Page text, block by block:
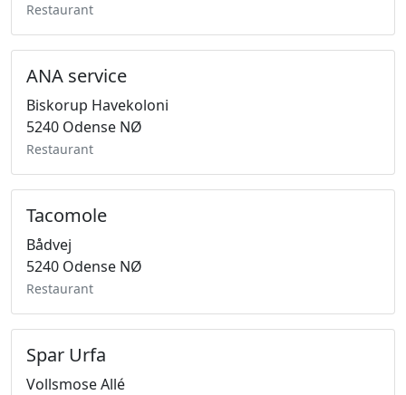
Restaurant
ANA service
Biskorup Havekoloni
5240 Odense NØ
Restaurant
Tacomole
Bådvej
5240 Odense NØ
Restaurant
Spar Urfa
Vollsmose Allé